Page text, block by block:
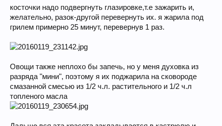
косточки надо подвергнуть глазировке,т.е зажарить и,
желательно, разок-другой перевернуть их. я жарила под
грилем примерно 25 минут, перевернув 1 раз.
Овощи также неплохо бы запечь, но у меня духовка из
разряда "мини", поэтому я их поджарила на сковороде
смазанной смесью из 1/2 ч.л. растительного и 1/2 ч.л
топленого масла